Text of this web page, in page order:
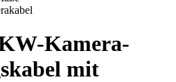
Kamera-
mit